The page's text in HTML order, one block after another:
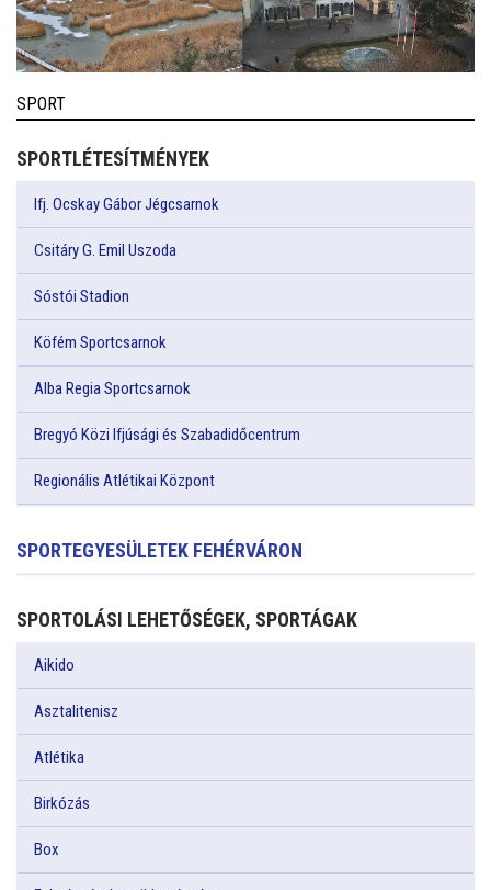
SPORT
SPORTLÉTESÍTMÉNYEK
Ifj. Ocskay Gábor Jégcsarnok
Csitáry G. Emil Uszoda
Sóstói Stadion
Köfém Sportcsarnok
Alba Regia Sportcsarnok
Bregyó Közi Ifjúsági és Szabadidőcentrum
Regionális Atlétikai Központ
SPORTEGYESÜLETEK FEHÉRVÁRON
SPORTOLÁSI LEHETŐSÉGEK, SPORTÁGAK
Aikido
Asztalitenisz
Atlétika
Birkózás
Box